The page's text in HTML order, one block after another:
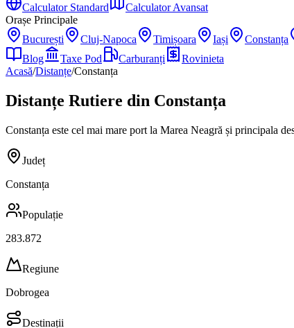
Calculator Standard
Calculator Avansat
Orașe Principale
București
Cluj-Napoca Timișoara Iași Constanța
Blog
Taxe Pod Carburanți
Rovinieta
Acasă/Distanțe/Constanța
Distanțe Rutiere din Constanța
Constanța este cel mai mare port la Marea Neagră și principala
Județ
Constanța
Populație
283.872
Regiune
Dobrogea
Destinații